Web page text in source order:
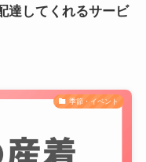
達してくれるサービ
季節・イベント